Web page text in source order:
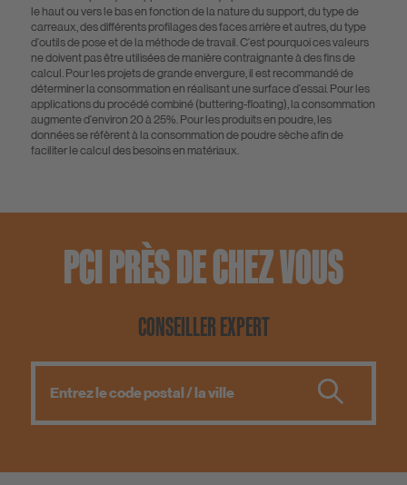
le haut ou vers le bas en fonction de la nature du support, du type de
carreaux, des différents profilages des faces arrière et autres, du type
d'outils de pose et de la méthode de travail. C'est pourquoi ces valeurs
ne doivent pas être utilisées de manière contraignante à des fins de
calcul. Pour les projets de grande envergure, il est recommandé de
déterminer la consommation en réalisant une surface d'essai. Pour les
applications du procédé combiné (buttering-floating), la consommation
augmente d'environ 20 à 25%. Pour les produits en poudre, les
données se réfèrent à la consommation de poudre sèche afin de
faciliter le calcul des besoins en matériaux.
PCI PRÈS DE CHEZ VOUS
CONSEILLER EXPERT